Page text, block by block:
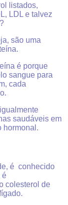
listados,
LDL e talvez
são uma
é porque
sangue para
cada
saudáveis ​​em
hormonal.
é conhecido
é
colesterol de